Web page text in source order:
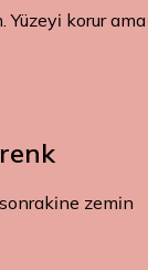
Yüzeyi korur ama
sonrakine zemin